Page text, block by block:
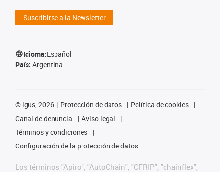
Suscribirse a la Newsletter
Idioma:Español
País: Argentina
© igus, 2026 Protección de datos
Política de cookies
Canal de denuncia
Aviso legal
Términos y condiciones
Configuración de la protección de datos
Los términos "Apiro", "AutoChain", "CFRIP", "chainflex",